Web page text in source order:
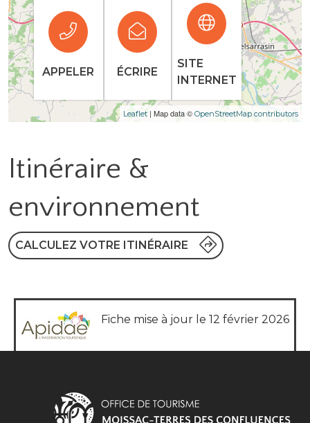
Leaflet | Map data © OpenStreetMap contributors
APPELER ÉCRIRE
SITE
INTERNET
Itinéraire &
environnement
CALCULEZ VOTRE ITINÉRAIRE
Fiche mise à jour le 12 février 2026